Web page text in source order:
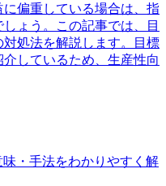
偏重している場合は、指
ょう。この記事では、目
処法を解説します。目標
しているため、生産性向
・手法をわかりやすく解